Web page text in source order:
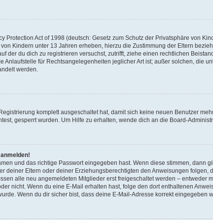
Protection Act of 1998 (deutsch: Gesetz zum Schutz der Privatsphäre von
Kindern unter 13 Jahren erheben, hierzu die Zustimmung der Eltern
der du dich zu registrieren versuchst, zutrifft, ziehe einen rechtlichen
Anlaufstelle für Rechtsangelegenheiten jeglicher Art ist; außer solchen, die
werden.
komplett ausgeschaltet hat, damit sich keine neuen Benutzer
gesperrt wurden. Um Hilfe zu erhalten, wende dich an die Board-
und das richtige Passwort eingegeben hast. Wenn diese stimmen, dann
deiner Eltern oder deiner Erziehungsberechtigten den Anweisungen
alle neu angemeldeten Mitglieder erst freigeschaltet werden – entweder
nicht. Wenn du eine E-Mail erhalten hast, folge den dort enthaltenen
Wenn du dir sicher bist, dass deine E-Mail-Adresse korrekt eingegeben